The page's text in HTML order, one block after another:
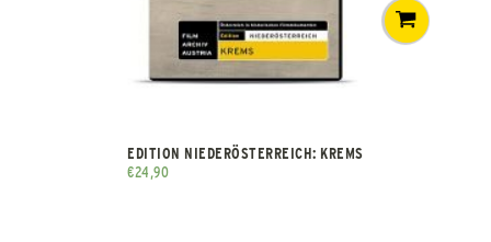
EDITION NIEDERÖSTERREICH: KREMS
€24,90